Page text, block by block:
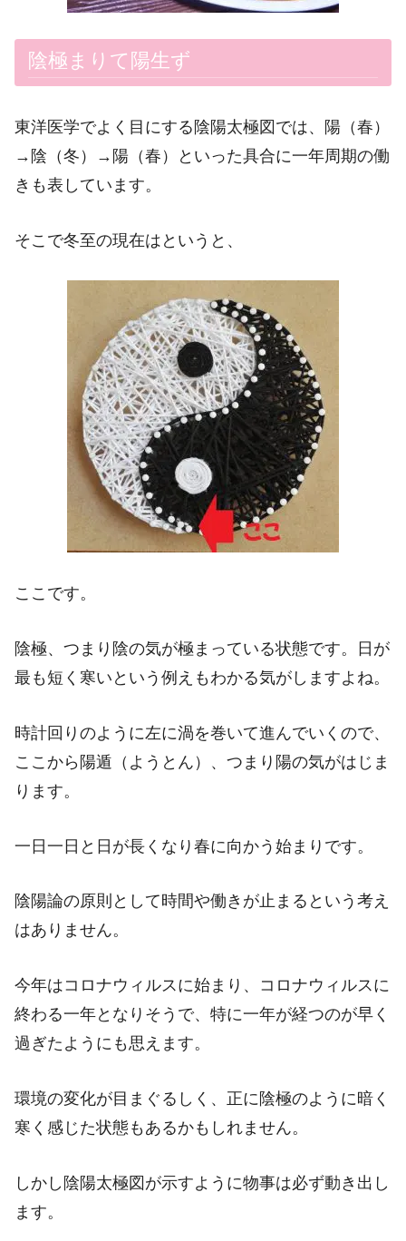
陰極まりて陽生ず
東洋医学でよく目にする陰陽太極図では、陽（春）
→陰（冬）→陽（春）といった具合に一年周期の働
きも表しています。
そこで冬至の現在はというと、
ここです。
陰極、つまり陰の気が極まっている状態です。日が
最も短く寒いという例えもわかる気がしますよね。
時計回りのように左に渦を巻いて進んでいくので、
ここから陽遁（ようとん）、つまり陽の気がはじま
ります。
一日一日と日が長くなり春に向かう始まりです。
陰陽論の原則として時間や働きが止まるという考え
はありません。
今年はコロナウィルスに始まり、コロナウィルスに
終わる一年となりそうで、特に一年が経つのが早く
過ぎたようにも思えます。
環境の変化が目まぐるしく、正に陰極のように暗く
寒く感じた状態もあるかもしれません。
しかし陰陽太極図が示すように物事は必ず動き出し
ます。